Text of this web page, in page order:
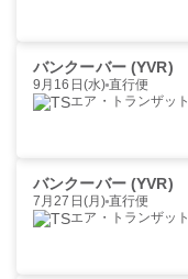
バンクーバー (YVR)
9月16日(水) 直行便
エア・トランザット
バンクーバー (YVR)
7月27日(月) 直行便
エア・トランザット